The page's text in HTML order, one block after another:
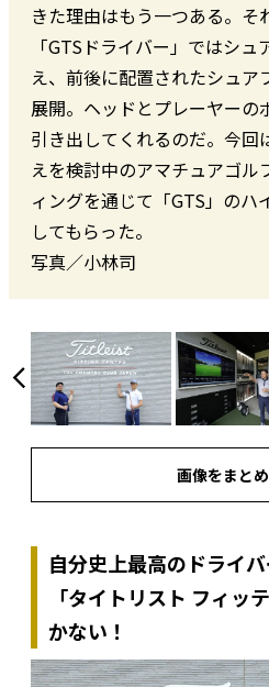
きた理由はもう一つある。そ
「GTSドライバー」ではシ
え、前後に配置されたシュア
展開。ヘッドとプレーヤーの
引き出してくれるのだ。今回
えを検討中のアマチュアゴル
ィングを通じて「GTS」のハ
してもらった。
写真／小林司
画像をまと
自分史上最高のドライ
「タイトリスト フィッ
かない！